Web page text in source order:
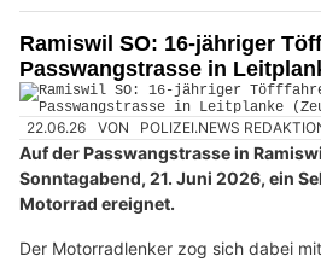
Ramiswil SO: 16-jähriger
Passwangstrasse in
22.06.26 VON POLIZEI.NEWS
Auf der Passwangstrasse in
Sonntagabend, 21. Juni 2026, ein
Motorrad ereignet.
Der Motorradlenker zog sich dabei